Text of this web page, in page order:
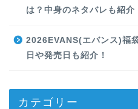
は？中身のネタバレも紹介
2026EVANS(エバンス)福
日や発売日も紹介！
カテゴリー